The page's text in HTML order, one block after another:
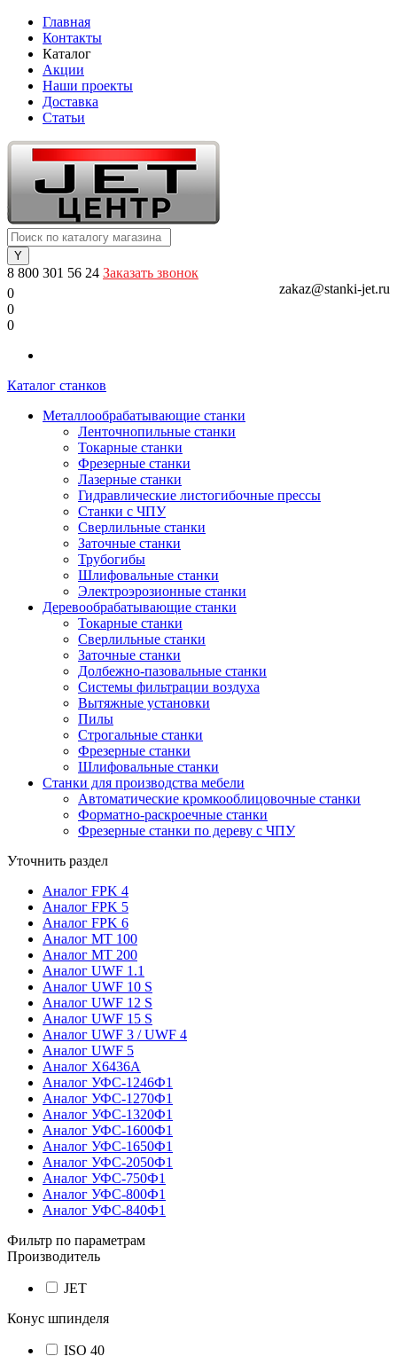
Главная
Контакты
Каталог
Акции
Наши проекты
Доставка
Статьи
8 800 301 56 24 Заказать звонок
zakaz@stanki-jet.ru
0
0
0
Каталог станков
Металлообрабатывающие станки
Ленточнопильные станки
Токарные станки
Фрезерные станки
Лазерные станки
Гидравлические листогибочные прессы
Станки с ЧПУ
Сверлильные станки
Заточные станки
Трубогибы
Шлифовальные станки
Электроэрозионные станки
Деревообрабатывающие станки
Токарные станки
Сверлильные станки
Заточные станки
Долбежно-пазовальные станки
Системы фильтрации воздуха
Вытяжные установки
Пилы
Строгальные станки
Фрезерные станки
Шлифовальные станки
Станки для производства мебели
Автоматические кромкооблицовочные станки
Форматно-раскроечные станки
Фрезерные станки по дереву с ЧПУ
Уточнить раздел
Аналог FPK 4
Аналог FPK 5
Аналог FPK 6
Аналог MT 100
Аналог MT 200
Аналог UWF 1.1
Аналог UWF 10 S
Аналог UWF 12 S
Аналог UWF 15 S
Аналог UWF 3 / UWF 4
Аналог UWF 5
Аналог X6436A
Аналог УФС-1246Ф1
Аналог УФС-1270Ф1
Аналог УФС-1320Ф1
Аналог УФС-1600Ф1
Аналог УФС-1650Ф1
Аналог УФС-2050Ф1
Аналог УФС-750Ф1
Аналог УФС-800Ф1
Аналог УФС-840Ф1
Фильтр по параметрам
Производитель
JET
Конус шпинделя
ISO 40